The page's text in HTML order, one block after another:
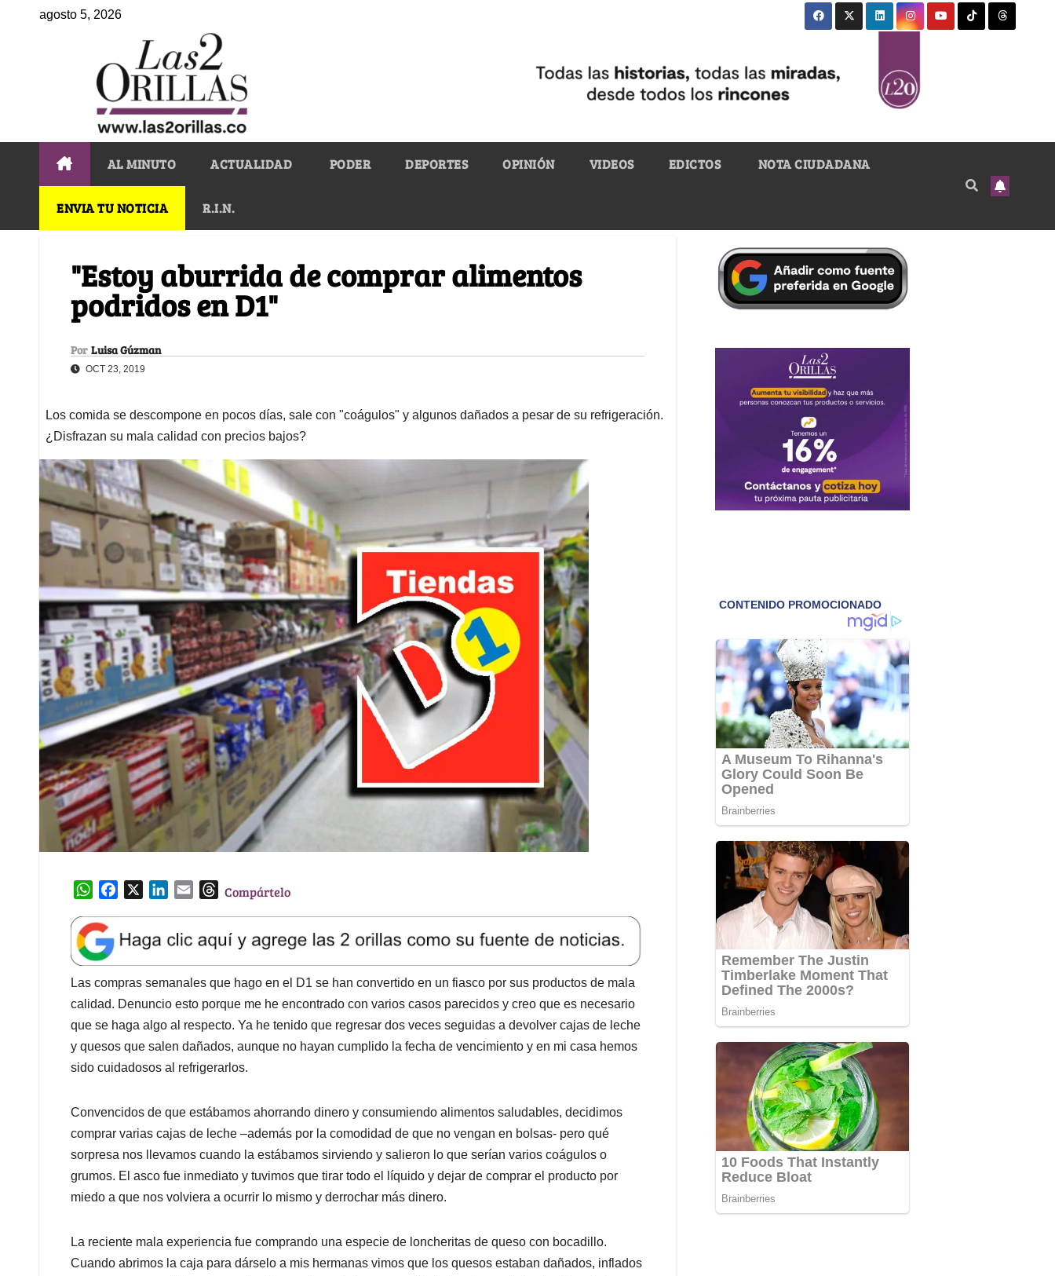
agosto 5, 2026
AL MINUTO ACTUALIDAD PODER DEPORTES OPINIÓN VIDEOS EDICTOS NOTA CIUDADANA
ENVIA TU NOTICIA R.I.N.
"Estoy aburrida de comprar alimentos
podridos en D1"
Por Luisa Gúzman
OCT 23, 2019
Los comida se descompone en pocos días, sale con "coágulos" y algunos dañados a pesar de su refrigeración.
¿Disfrazan su mala calidad con precios bajos?
W
a
t
s
A
p
p
e
b
o
o
k
k
e
d
I
n
l
T
e
a
d
s
Compártelo
Las compras semanales que hago en el D1 se han convertido en un fiasco por sus productos de mala
calidad. Denuncio esto porque me he encontrado con varios casos parecidos y creo que es necesario
que se haga algo al respecto. Ya he tenido que regresar dos veces seguidas a devolver cajas de leche
y quesos que salen dañados, aunque no hayan cumplido la fecha de vencimiento y en mi casa hemos
sido cuidadosos al refrigerarlos.
Convencidos de que estábamos ahorrando dinero y consumiendo alimentos saludables, decidimos
comprar varias cajas de leche –además por la comodidad de que no vengan en bolsas- pero qué
sorpresa nos llevamos cuando la estábamos sirviendo y salieron lo que serían varios coágulos o
grumos. El asco fue inmediato y tuvimos que tirar todo el líquido y dejar de comprar el producto por
miedo a que nos volviera a ocurrir lo mismo y derrochar más dinero.
La reciente mala experiencia fue comprando una especie de loncheritas de queso con bocadillo.
Cuando abrimos la caja para dárselo a mis hermanas vimos que los quesos estaban dañados, inflados